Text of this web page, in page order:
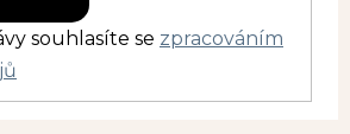
souhlasíte se zpracováním